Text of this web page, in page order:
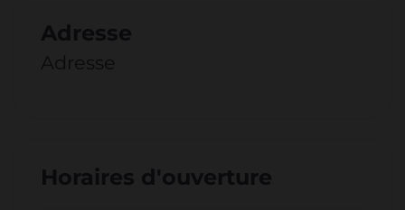
Adresse
Adresse
Horaires d'ouverture